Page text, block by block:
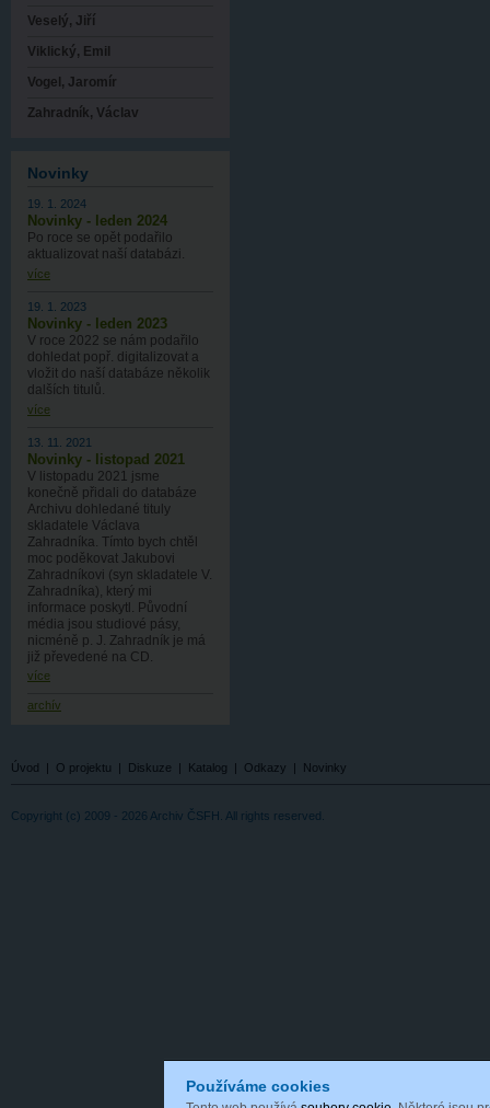
Veselý, Jiří
Viklický, Emil
Vogel, Jaromír
Zahradník, Václav
Novinky
19. 1. 2024
Novinky - leden 2024
Po roce se opět podařilo
aktualizovat naší databázi.
více
19. 1. 2023
Novinky - leden 2023
V roce 2022 se nám podařilo
dohledat popř. digitalizovat a
vložit do naší databáze několik
dalších titulů.
více
13. 11. 2021
Novinky - listopad 2021
V listopadu 2021 jsme
konečně přidali do databáze
Archivu dohledané tituly
skladatele Václava
Zahradníka. Tímto bych chtěl
moc poděkovat Jakubovi
Zahradníkovi (syn skladatele V.
Zahradníka), který mi
informace poskytl. Původní
média jsou studiové pásy,
nicméně p. J. Zahradník je má
již převedené na CD.
více
archív
Úvod O projektu Diskuze Katalog Odkazy Novinky
Copyright (c) 2009 - 2026 Archiv ČSFH. All rights reserved.
Používáme cookies